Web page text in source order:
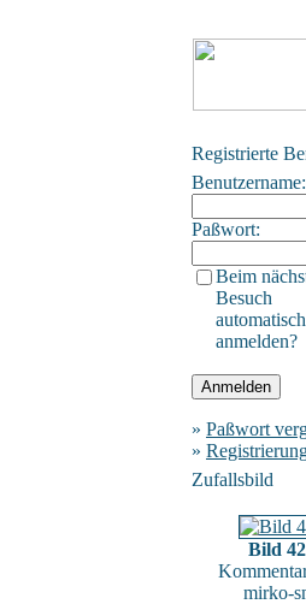
Registrierte
Benutzername:
Paßwort:
Beim
Besuch
automatisch
anmelden?
» Paßwort
»
Zufallsbild
Bild 42
mirko-